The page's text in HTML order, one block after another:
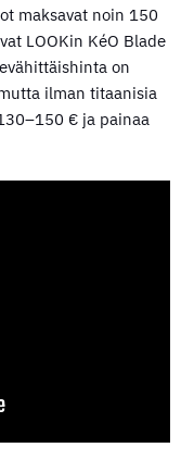
maksavat noin 150
LOOKin KéO Blade
on
ilman titaanisia
€ ja painaa